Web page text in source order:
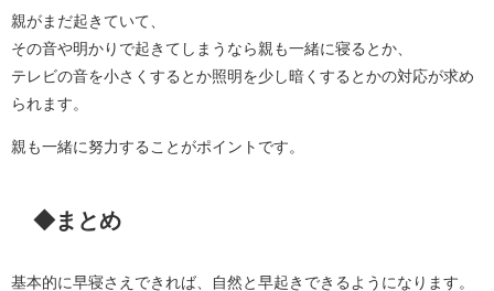
親がまだ起きていて、
その音や明かりで起きてしまうなら親も一緒に寝るとか、
テレビの音を小さくするとか照明を少し暗くするとかの対応が求め
られます。
親も一緒に努力することがポイントです。
◆まとめ
基本的に早寝さえできれば、自然と早起きできるようになります。